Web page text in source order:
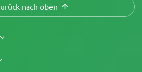
nach oben